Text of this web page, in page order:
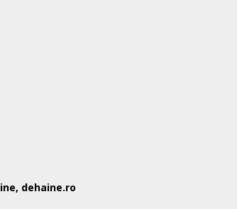
dehaine.ro